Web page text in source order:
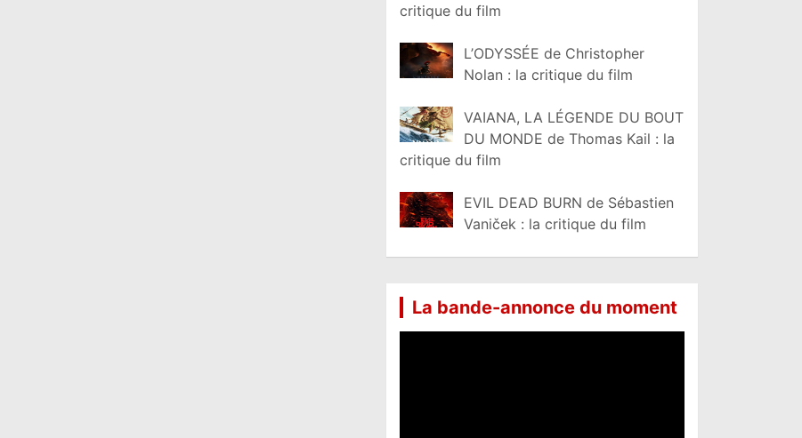
critique du film
L’ODYSSÉE de Christopher
Nolan : la critique du film
VAIANA, LA LÉGENDE DU BOUT
DU MONDE de Thomas Kail : la
critique du film
EVIL DEAD BURN de Sébastien
Vaniček : la critique du film
La bande-annonce du moment